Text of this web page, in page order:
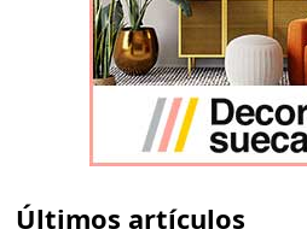
Últimos artículos